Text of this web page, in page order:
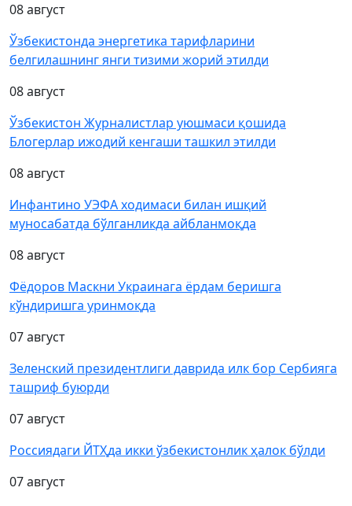
08 август
Ўзбекистонда энергетика тарифларини
белгилашнинг янги тизими жорий этилди
08 август
Ўзбекистон Журналистлар уюшмаси қошида
Блогерлар ижодий кенгаши ташкил этилди
08 август
Инфантино УЭФА ходимаси билан ишқий
муносабатда бўлганликда айбланмоқда
08 август
Фёдоров Маскни Украинага ёрдам беришга
кўндиришга уринмоқда
07 август
Зеленский президентлиги даврида илк бор Сербияга
ташриф буюрди
07 август
Россиядаги ЙТҲда икки ўзбекистонлик ҳалок бўлди
07 август